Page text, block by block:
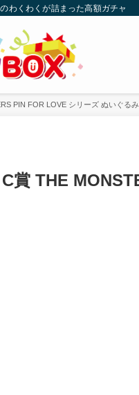
わくわくが詰まった高額ガチャ
PIN FOR LOVE シリーズ ぬいぐる
C賞 THE